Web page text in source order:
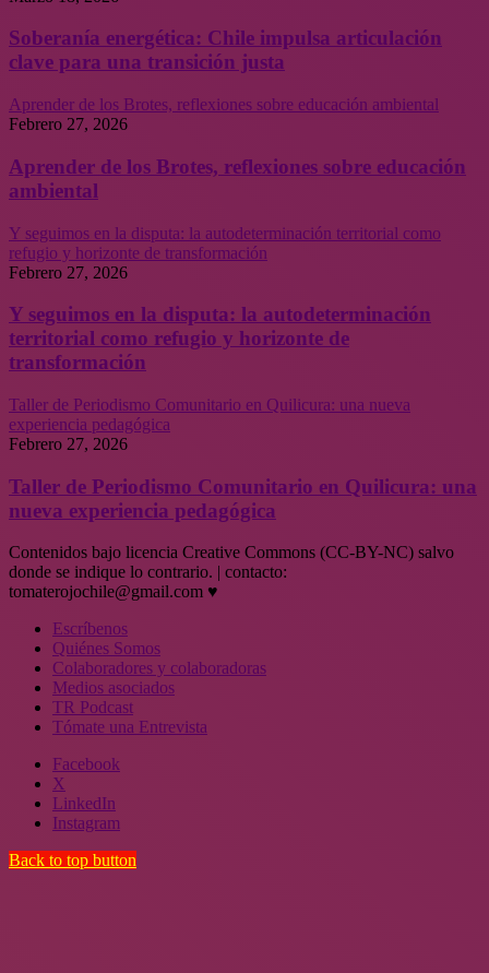
Soberanía energética: Chile impulsa articulación
clave para una transición justa
Aprender de los Brotes, reflexiones sobre educación ambiental
Febrero 27, 2026
Aprender de los Brotes, reflexiones sobre educación
ambiental
Y seguimos en la disputa: la autodeterminación territorial como
refugio y horizonte de transformación
Febrero 27, 2026
Y seguimos en la disputa: la autodeterminación
territorial como refugio y horizonte de
transformación
Taller de Periodismo Comunitario en Quilicura: una nueva
experiencia pedagógica
Febrero 27, 2026
Taller de Periodismo Comunitario en Quilicura: una
nueva experiencia pedagógica
Contenidos bajo licencia Creative Commons (CC-BY-NC) salvo
donde se indique lo contrario. | contacto:
tomaterojochile@gmail.com ♥
Escríbenos
Quiénes Somos
Colaboradores y colaboradoras
Medios asociados
TR Podcast
Tómate una Entrevista
Facebook
X
LinkedIn
Instagram
Back to top button